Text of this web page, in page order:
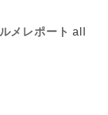
メレポート all